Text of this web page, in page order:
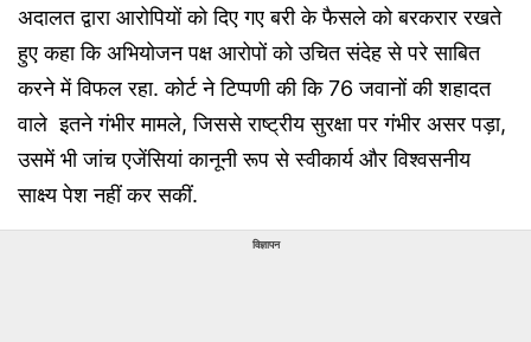
अदालत द्वारा आरोपियों को दिए गए बरी के फैसले को बरकरार रखते
हुए कहा कि अभियोजन पक्ष आरोपों को उचित संदेह से परे साबित
करने में विफल रहा. कोर्ट ने टिप्पणी की कि 76 जवानों की शहादत
वाले इतने गंभीर मामले, जिससे राष्ट्रीय सुरक्षा पर गंभीर असर पड़ा,
उसमें भी जांच एजेंसियां कानूनी रूप से स्वीकार्य और विश्वसनीय
साक्ष्य पेश नहीं कर सकीं.
विज्ञापन